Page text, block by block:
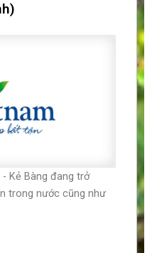
Kẻ Bàng đang trở
trong nước cũng như